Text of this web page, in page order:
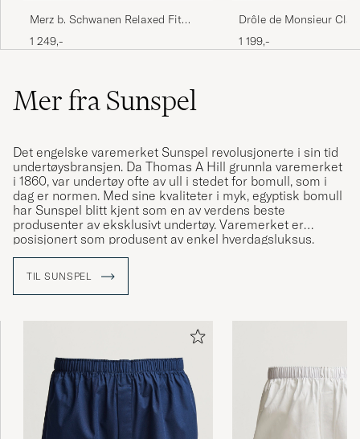
Merz b. Schwanen Relaxed Fit
Loopwheeled T-Shirt Nature
1 249,-
Drôle de Monsieur
T-Shirt Dark Green
1 199,-
Mer fra Sunspel
Det engelske varemerket Sunspel revolusjonerte i sin tid
undertøysbransjen. Da Thomas A Hill grunnla varemerket
i 1860, var undertøy ofte av ull i stedet for bomull, som i
dag er normen. Med sine kvaliteter i myk, egyptisk bomull
har Sunspel blitt kjent som en av verdens beste
produsenter av eksklusivt undertøy. Varemerket er
posisjonert som produsent av enkel hverdagsluksus.
TIL SUNSPEL